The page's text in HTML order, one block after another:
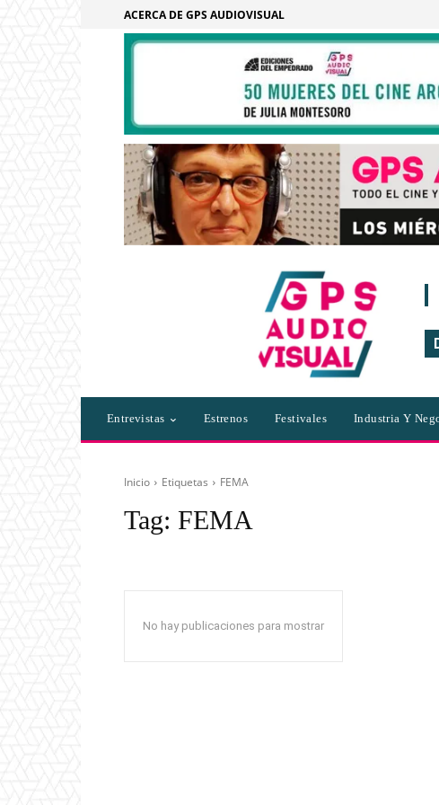
ACERCA DE GPS AUDIOVISUAL
Entrevistas Estrenos Festivales Industria Y
Inicio Etiquetas FEMA
Tag: FEMA
No hay publicaciones para mostrar